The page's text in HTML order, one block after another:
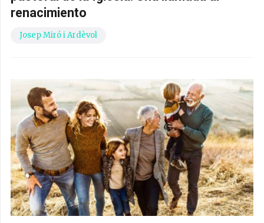
renacimiento
Josep Miró i Ardèvol